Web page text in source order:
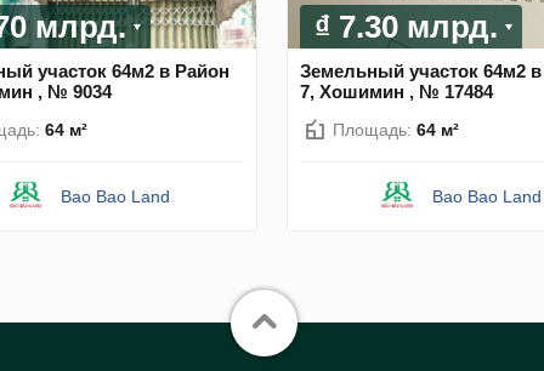
млрд.
участок 64м2 в Район
, № 9034
64 м²
Bao Bao Land
₫ 7.30 млрд.
Земельный участок 64м2
7, Хошимин , № 17484
Площадь: 64 м²
Bao Bao Land